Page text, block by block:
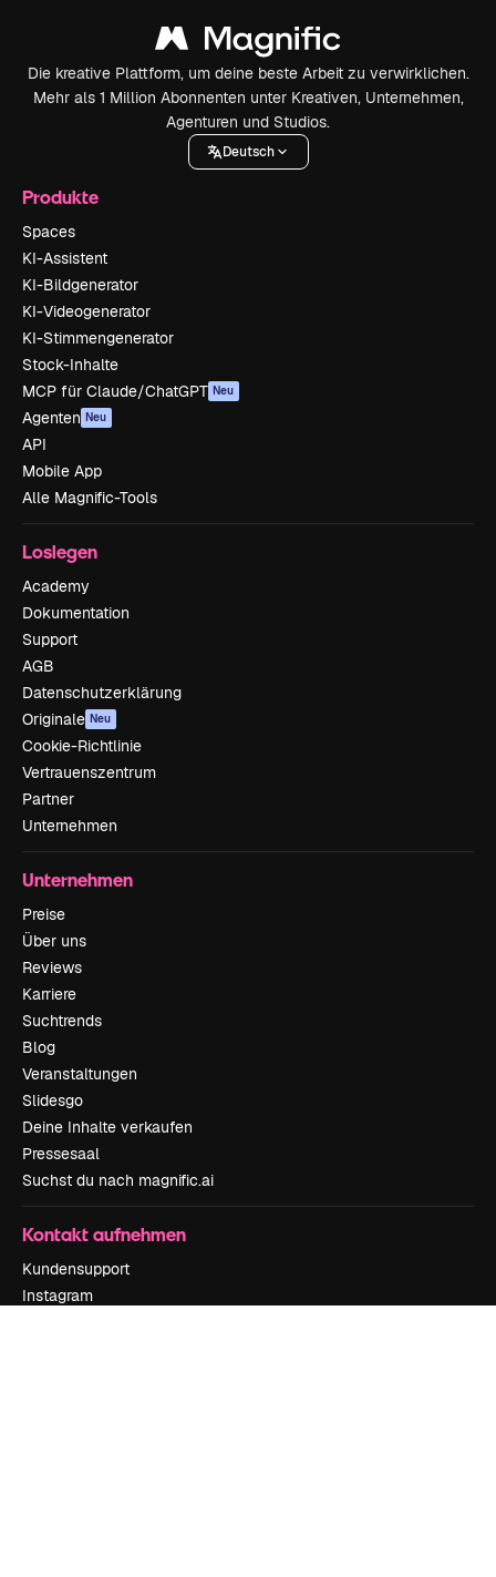
Die kreative Plattform, um deine beste Arbeit zu verwirklichen.
Mehr als 1 Million Abonnenten unter Kreativen, Unternehmen,
Agenturen und Studios.
Deutsch
Produkte
Spaces
KI-Assistent
KI-Bildgenerator
KI-Videogenerator
KI-Stimmengenerator
Stock-Inhalte
MCP für Claude/ChatGPT Neu
Agenten Neu
API
Mobile App
Alle Magnific-Tools
Loslegen
Academy
Dokumentation
Support
AGB
Datenschutzerklärung
Originale Neu
Cookie-Richtlinie
Vertrauenszentrum
Partner
Unternehmen
Unternehmen
Preise
Über uns
Reviews
Karriere
Suchtrends
Blog
Veranstaltungen
Slidesgo
Deine Inhalte verkaufen
Pressesaal
Suchst du nach magnific.ai
Kontakt aufnehmen
Kundensupport
Instagram